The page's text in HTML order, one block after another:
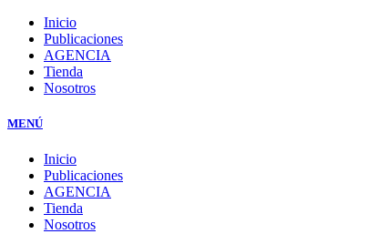
Inicio
Publicaciones
AGENCIA
Tienda
Nosotros
MENÚ
Inicio
Publicaciones
AGENCIA
Tienda
Nosotros